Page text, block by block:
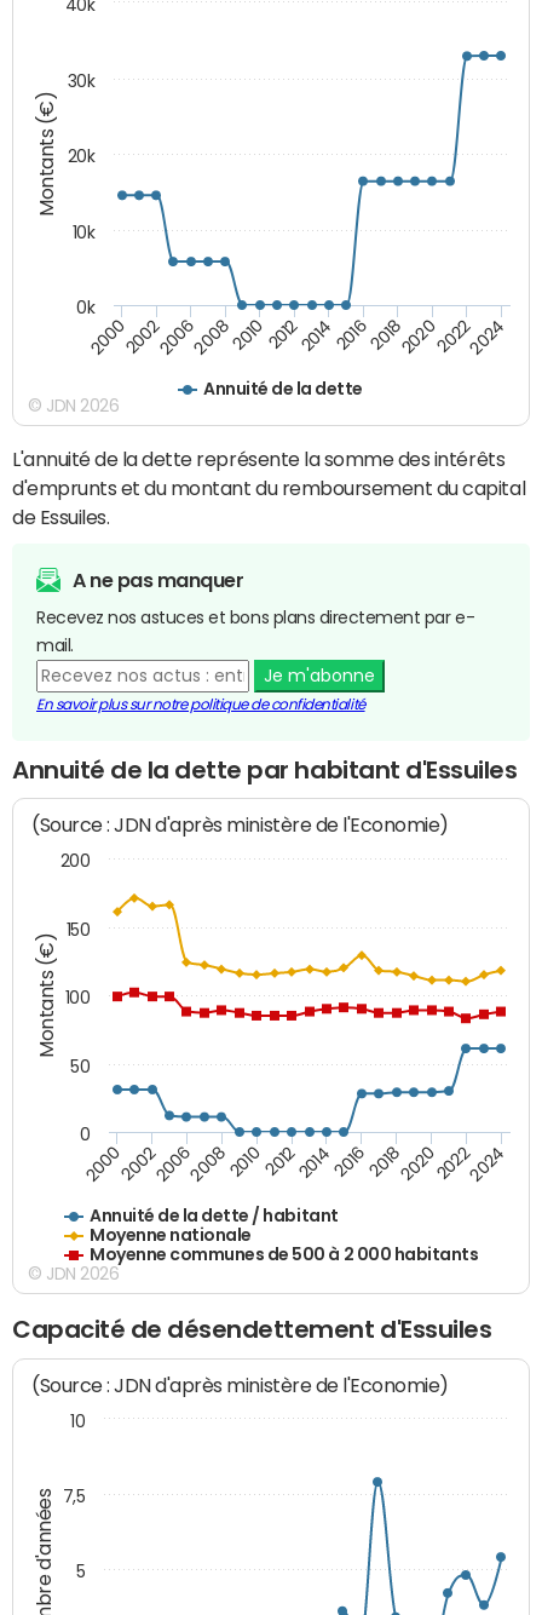
Montants (€)
Annuité de la dette
20002002200620082010 2012201420162018202020222024
0k
10k
20k
30k
40k
© JDN 2026
L'annuité de la dette représente la somme des intérêts
d'emprunts et du montant du remboursement du capital
de Essuiles.
A ne pas manquer
Recevez nos astuces et bons plans directement par e-
mail.
Je m'abonne
En savoir plus sur notre politique de confidentialité
Annuité de la dette par habitant d'Essuiles
Montants (€)
(Source : JDN d'après ministère de l'Economie)
Annuité de la dette / habitant
Moyenne nationale
Moyenne communes de 500 à 2 000 habitants
200020022006200820102012201420162018202020222024
0
50
100
150
200
© JDN 2026
Capacité de désendettement d'Essuiles
Nombre d'années
(Source : JDN d'après ministère de l'Economie)
10
5
7,5